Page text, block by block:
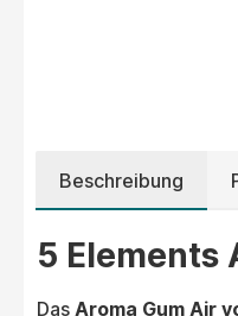
Beschreibung
5 Elements
Das Aroma Gum Air